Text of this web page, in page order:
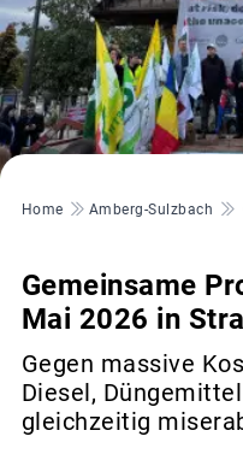
Pfadnavigation
Home Amberg-Sulzbach
Gemeinsame
Mai 2026 in
Gegen massive
Diesel,
gleichzeitig